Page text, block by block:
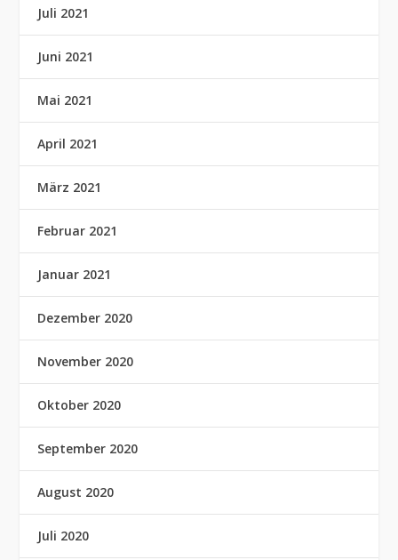
Juli 2021
Juni 2021
Mai 2021
April 2021
März 2021
Februar 2021
Januar 2021
Dezember 2020
November 2020
Oktober 2020
September 2020
August 2020
Juli 2020